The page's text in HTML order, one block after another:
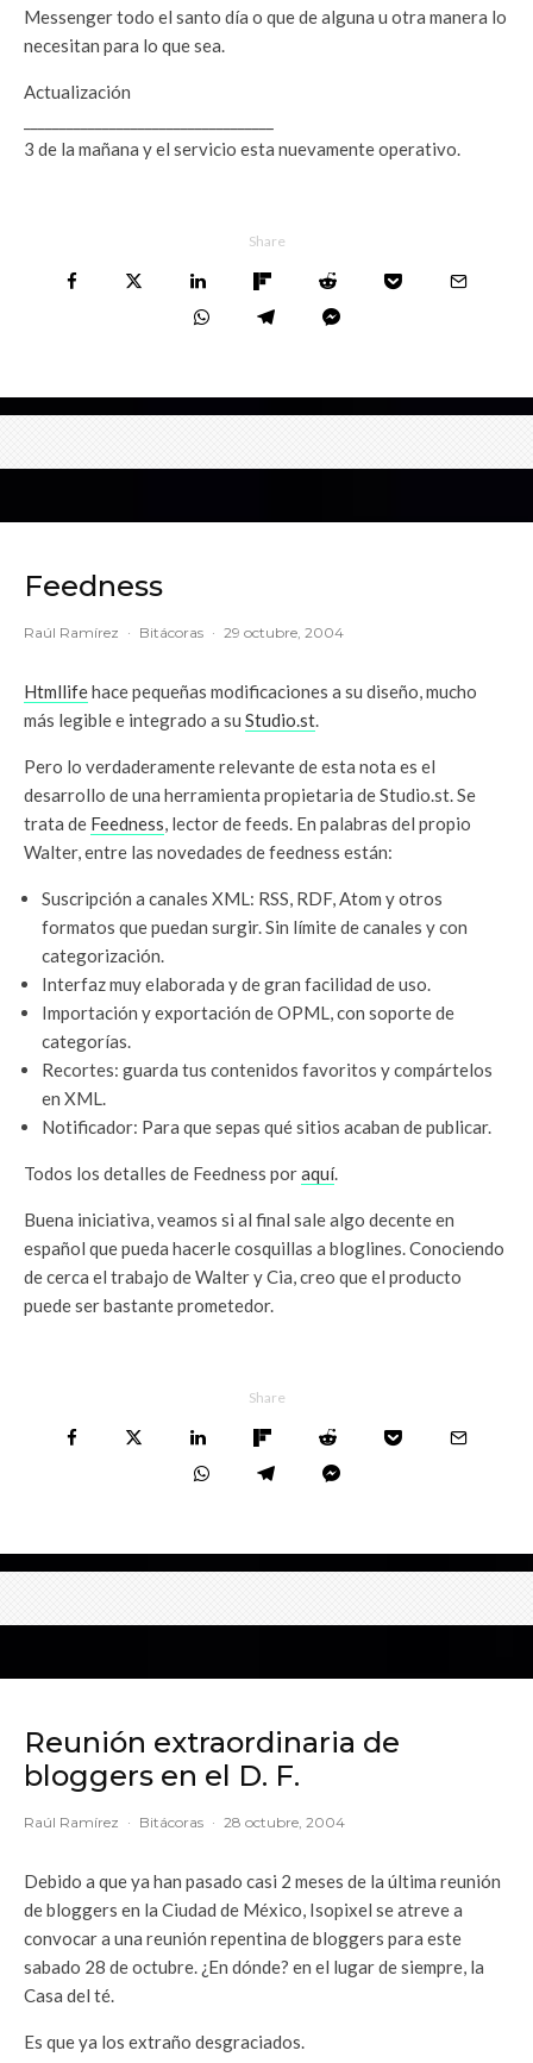
Messenger todo el santo día o que de alguna u otra manera lo
necesitan para lo que sea.
Actualización
3 de la mañana y el servicio esta nuevamente operativo.
Share
Feedness
Raúl Ramírez · Bitácoras · 29 octubre, 2004
Htmllifehace pequeñas modificaciones a su diseño, mucho
más legible e integrado a su Studio.st.
Pero lo verdaderamente relevante de esta nota es el
desarrollo de una herramienta propietaria de Studio.st. Se
trata de Feedness, lector de feeds. En palabras del propio
Walter, entre las novedades de feedness están:
Suscripción a canales XML: RSS, RDF, Atom y otros
formatos que puedan surgir. Sin límite de canales y con
categorización.
Interfaz muy elaborada y de gran facilidad de uso.
Importación y exportación de OPML, con soporte de
categorías.
Recortes: guarda tus contenidos favoritos y compártelos
en XML.
Notificador: Para que sepas qué sitios acaban de publicar.
Todos los detalles de Feedness poraquí.
Buena iniciativa, veamos si al final sale algo decente en
español que pueda hacerle cosquillas a bloglines. Conociendo
de cerca el trabajo de Walter y Cia, creo que el producto
puede ser bastante prometedor.
Share
Reunión extraordinaria de
bloggers en el D. F.
Raúl Ramírez · Bitácoras · 28 octubre, 2004
Debido a que ya han pasado casi 2 meses de la última reunión
de bloggers en la Ciudad de México, Isopixel se atreve a
convocar a una reunión repentina de bloggers para este
sabado 28 de octubre. ¿En dónde? en el lugar de siempre, la
Casa del té.
Es que ya los extraño desgraciados.